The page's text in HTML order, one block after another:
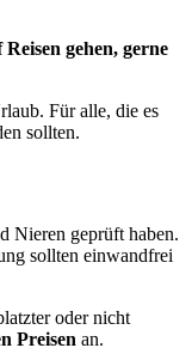
gehen, gerne
Für alle, die es
sollten.
Nieren geprüft haben.
sollten einwandfrei
oder nicht
Preisen an.